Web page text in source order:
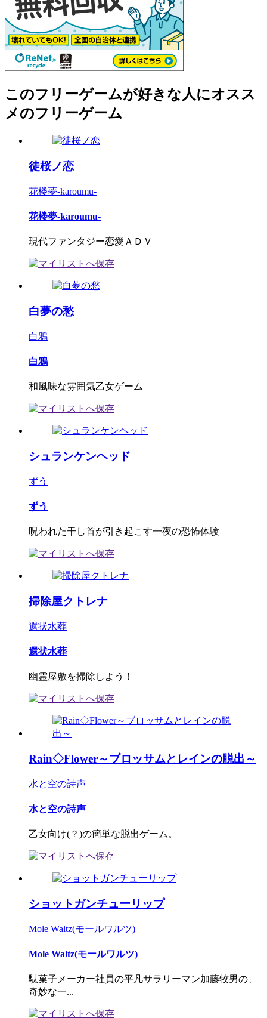
このフリーゲームが好きな人にオスス
メのフリーゲーム
徒桜ノ恋
花楼夢-karoumu-
花楼夢-karoumu-
現代ファンタジー恋愛ＡＤＶ
白夢の愁
白鴉
白鴉
和風味な雰囲気乙女ゲーム
シュランケンヘッド
ずう
ずう
呪われた干し首が引き起こす一夜の恐怖体験
掃除屋クトレナ
還状水葬
還状水葬
幽霊屋敷を掃除しよう！
Rain◇Flower～ブロッサムとレインの脱出～
水と空の詩声
水と空の詩声
乙女向け(？)の簡単な脱出ゲーム。
ショットガンチューリップ
Mole Waltz(モールワルツ)
Mole Waltz(モールワルツ)
駄菓子メーカー社員の平凡サラリーマン加藤牧男の、
奇妙な一...